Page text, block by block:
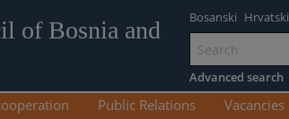
of Bosnia and
Go
to
main
Bosanski Hrvatski
Advanced search
Public Relations Vacancies